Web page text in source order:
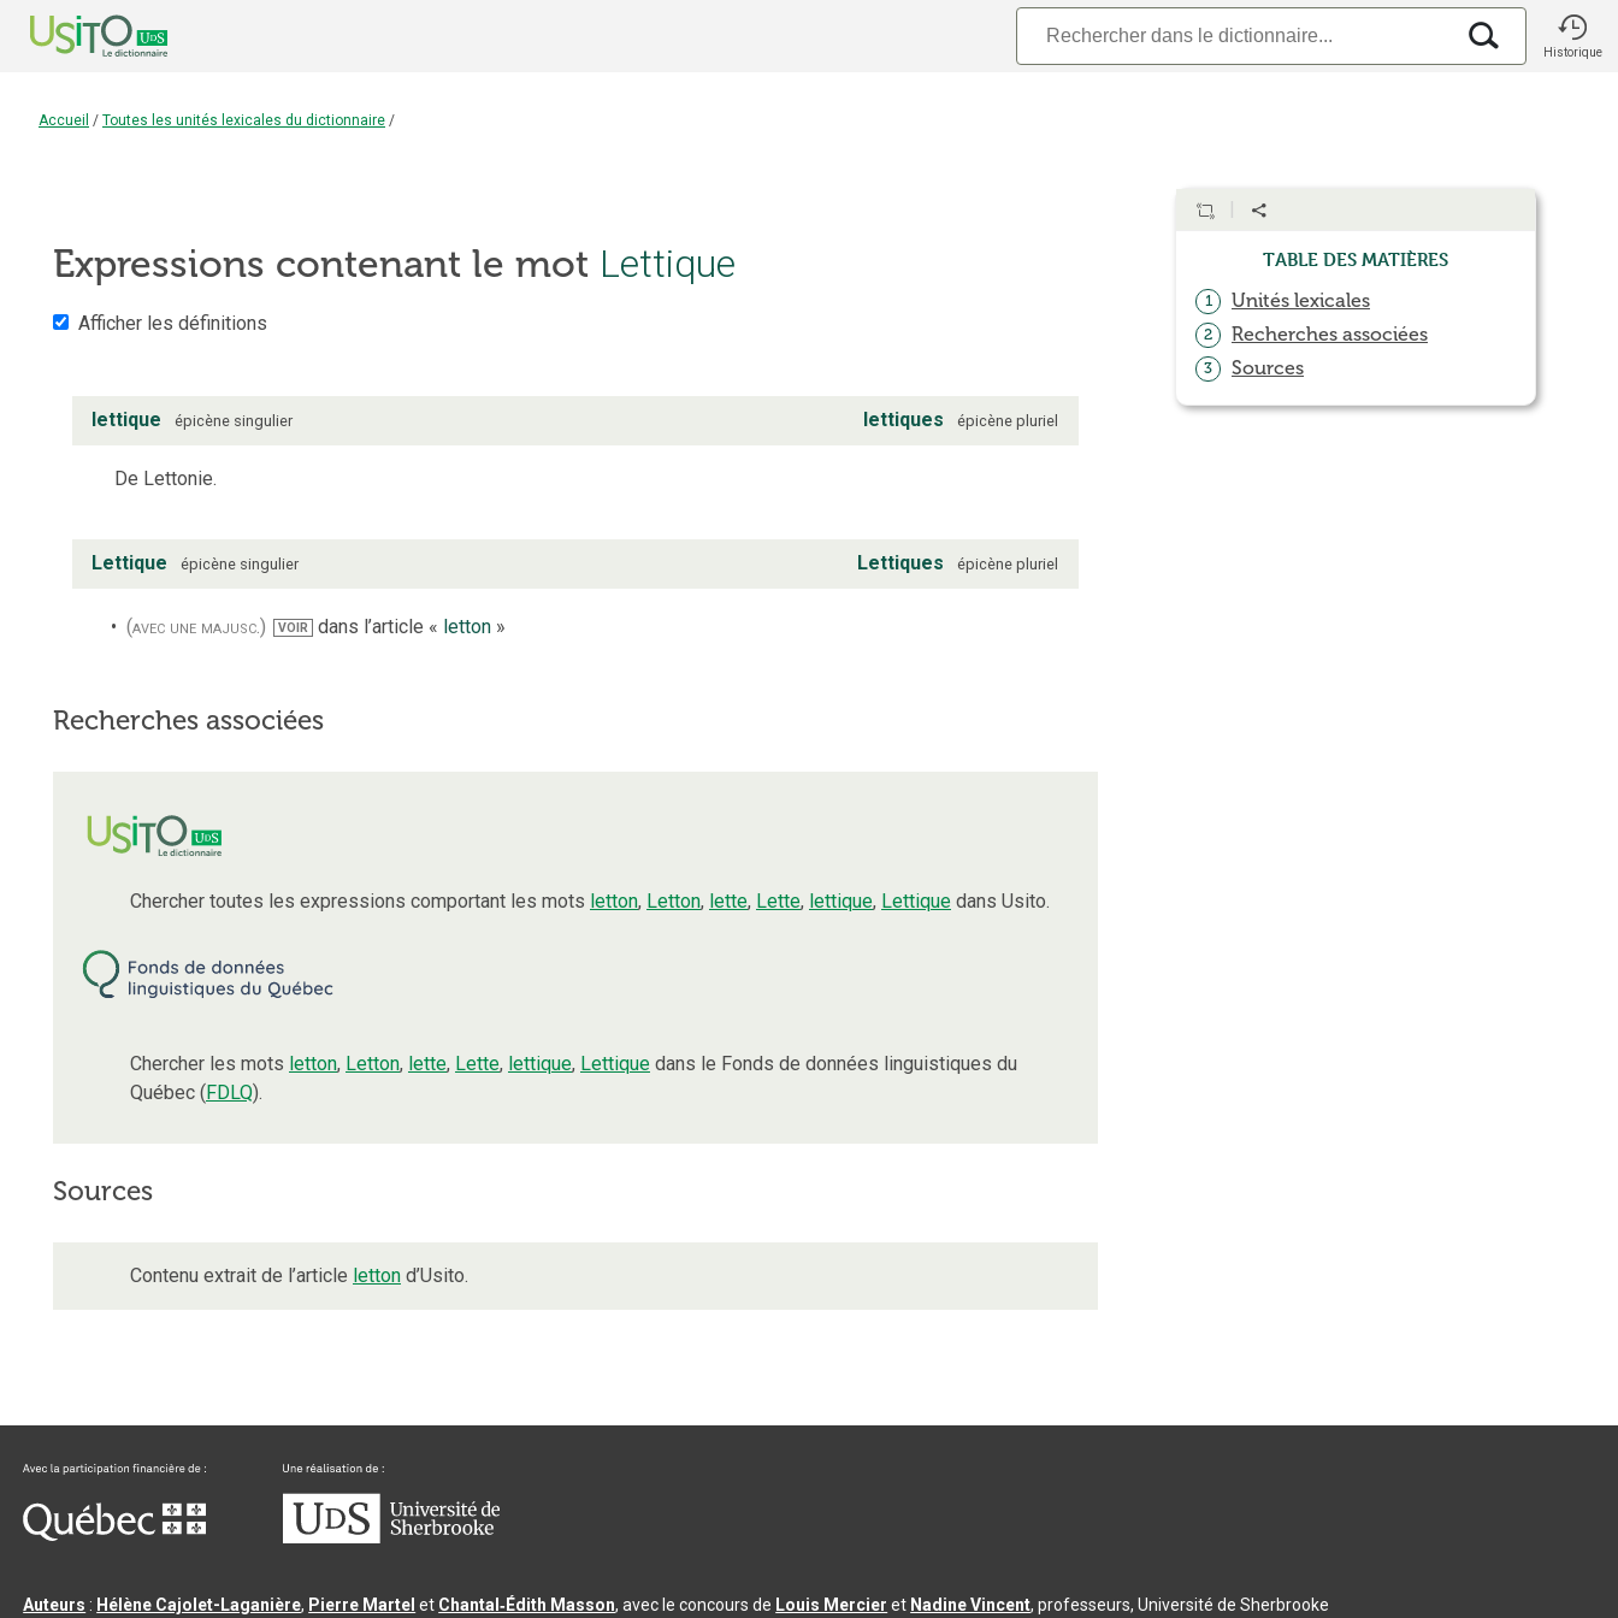
Historique
Accueil / Toutes les unités lexicales du dictionnaire /
Expressions contenant le mot Lettique
Afficher les définitions
lettique épicène singulier lettiques épicène pluriel
De Lettonie.
Lettique épicène singulier Lettiques épicène pluriel
(avec une majusc.) VOIR dans l’article « letton»
Recherches associées
Chercher toutes les expressions comportant les mots letton, Letton, lette, Lette, lettique, Lettique dans Usito.
Chercher les mots letton, Letton, lette, Lette, lettique, Lettique dans le Fonds de données linguistiques du
Québec (FDLQ).
Sources
Contenu extrait de l’article letton d’Usito.
Table des matières
1 Unités lexicales
2 Recherches associées
3 Sources
Auteurs : Hélène Cajolet-Laganière, Pierre Martel et Chantal‑Édith Masson, avec le concours de Louis Mercier et Nadine Vincent, professeurs, Université de Sherbrooke